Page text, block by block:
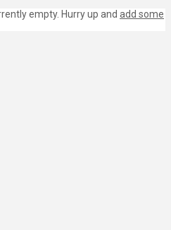
empty. Hurry up and add some